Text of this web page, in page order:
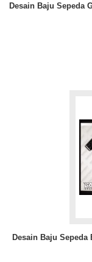
Desain Baju Sepeda
Desain Baju Sepeda